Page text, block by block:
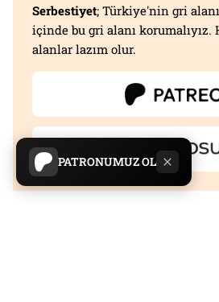
PATRONUMUZ OL
Serbestiyet; Türkiye'nin gri
içinde bu gri alanı korumalıyız.
alanlar lazım olur.